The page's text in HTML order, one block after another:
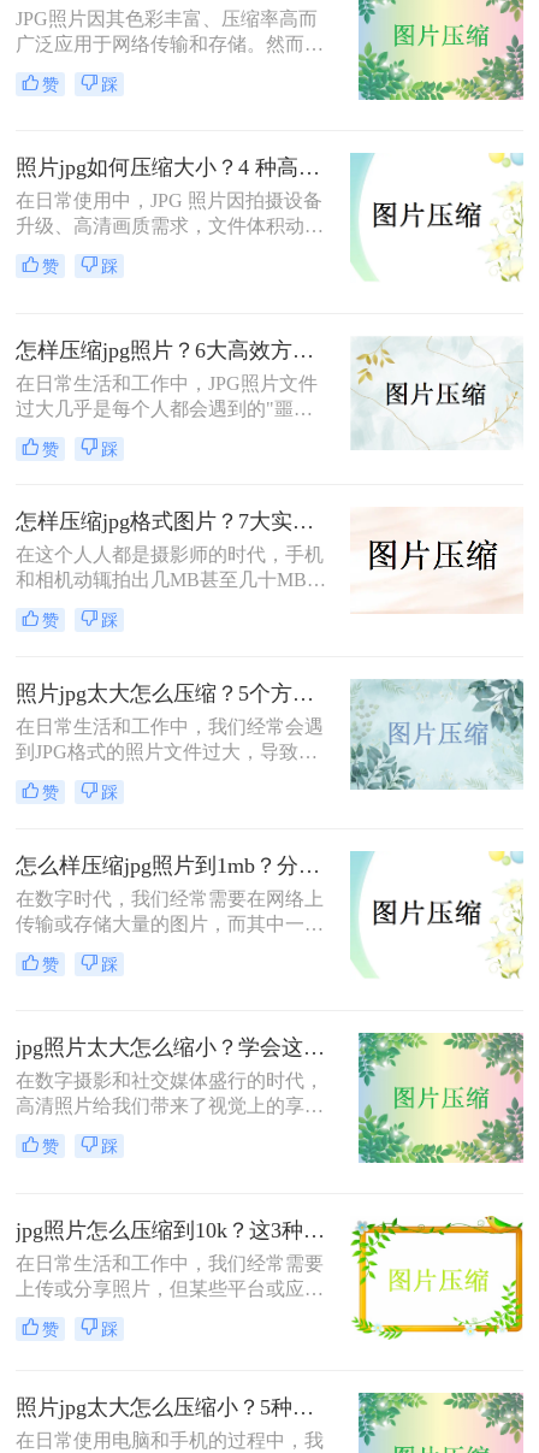
本文将从专业经验出发，为您详细介
绍6种实测有效的压缩方案。
JPG照片因其色彩丰富、压缩率高而
广泛应用于网络传输和存储。然而，
有时我们需要将JPG照片压缩到更小
的大小，以满足上传、分享或存储的
小大小的方法。
赞 踩
照片jpg如何压缩大小？4 种高效方法，平衡画质与体积！
在日常使用中，JPG 照片因拍摄设备
升级、高清画质需求，文件体积动辄
几 MB，不仅占用手机、电脑存储空
间，还会导致网络传输卡顿、平台上
的有效方法，既能大幅减小文件体
积，又能最大程度保留画质，是普通
用户、职场人士、内容创作者必备的
赞 踩
怎样压缩jpg照片？6大高效方法全攻略，轻松搞定图片瘦身！
在日常生活和工作中，JPG照片文件
过大几乎是每个人都会遇到的"噩
梦"——上传附件被拒、微信发送失
败、云盘空间告急……怎样压缩JPG
这是无数用户反复追问的问题。
赞 踩
怎样压缩jpg格式图片？7大实用方法全面解析，轻松让图片"瘦身"成功！
在这个人人都是摄影师的时代，手机
和相机动辄拍出几MB甚至几十MB的
JPG照片。无论是上传社交媒体、发
送邮件，还是存储到云端，庞大的文
格式的照片，成了每一位数码用户的
必修课。
赞 踩
照片jpg太大怎么压缩？5个方法压缩jpg！
在日常生活和工作中，我们经常会遇
到JPG格式的照片文件过大，导致存
储不便、上传缓慢等问题。那么照片
jpg太大怎么压缩呢？为了有效解决这
照片压缩方法，帮助您轻松减小照片
体积，同时尽量保持图片质量。
赞 踩
怎么样压缩jpg照片到1mb？分享二种压缩方法！
在数字时代，我们经常需要在网络上
传输或存储大量的图片，而其中一项
重要的任务就是确保这些图片的文件
大小合理，以便更加高效地共享和使
JPG是一个常见的需求。那么怎么样
压缩jpg照片到1mb呢？本文将介绍两
种高效的JPG压缩方法，帮助你在不
以下。
赞 踩
jpg照片太大怎么缩小？学会这几招，轻松解决！
在数字摄影和社交媒体盛行的时代，
高清照片给我们带来了视觉上的享
受，但同时也带来了存储和传输的难
题。大尺寸的JPG照片占用大量的存
么缩小，既能保持图片的视觉质量，
又能节省空间和加快传输速度，成为
了一项非常实用的技能。本文将详细
帮助你轻松管理图片资源。
赞 踩
jpg照片怎么压缩到10k？这3种简单的方法分享给你！
在日常生活和工作中，我们经常需要
上传或分享照片，但某些平台或应用
对文件大小有严格的限制。特别是当
需要将JPG照片压缩至10KB以下时，
本文将为您介绍几种有效且实用的方
法，帮助您将JPG照片压缩至指定大
赞 踩
照片jpg太大怎么压缩小？5种实用方法详解！
在日常使用电脑和手机的过程中，我